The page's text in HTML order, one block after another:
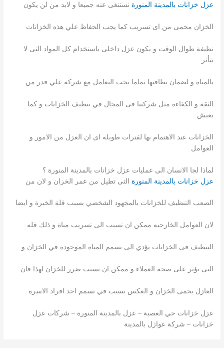
عزل خزانات بالمدينة المنورة نستنغى عنه جميعا و لابد من لن يكون
الخزان محمى من اى تسريب كما يجب الحفاظ علي هذه الخزانات
نظيفة طوال الوقت و يكون عزل داخلى باستخدام كل المواد التى لا
تتأثر
بالمياة و لضمان نظافتها تماما يجب التعامل مع شركة علي قدر من
الثقة و الكفاءة مثل شركتنا فى المجال في تنظيف الخزانات و كما
تعيش
الخزانات عند الاهتمام بها لفترات طويله اى ان العزل من الامور و
العوامل
لماذا لجا الانسان الى عمليات عزل خزانات بالمدينة المنورة ؟
عزل خزانات بالمدينة المنورة التى تطيل من عمر الخزان و لان من
الصعب التنظيف للخزانات بالمجهود الشخصي بسبب قلة الخبرة و ايضا
لان العوامل الخارجيه ممكن ان تسبب الى تسريب مياة و ذلك قله
التنظيف فى الخزانات يؤدي الى تسمم المياه الموجودة في الخزان و
التى تؤثر على صحة العملاء و ممكن ان تسبب ضرر للخزان لهذا فان
العازل يحمى الخزان و العكس يسبب في تسمم احد افراد الاسرة
عزل خزانات حي العصبة – عزل بالمدينة المنورة – شركات عزل
خزانات – شركة عوازل بالمدينة